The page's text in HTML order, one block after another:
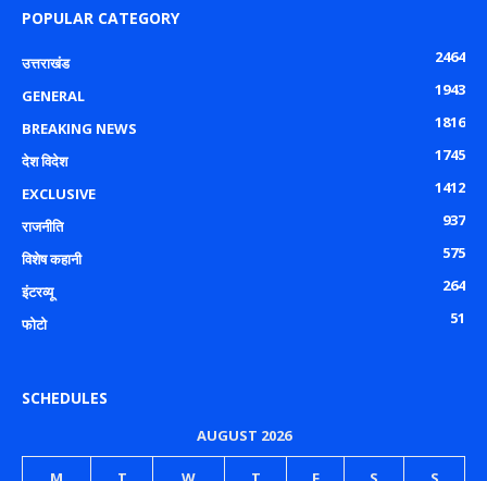
POPULAR CATEGORY
उत्तराखंड
2464
GENERAL
1943
BREAKING NEWS
1816
देश विदेश
1745
EXCLUSIVE
1412
राजनीति
937
विशेष कहानी
575
इंटरव्यू
264
फोटो
51
SCHEDULES
AUGUST 2026